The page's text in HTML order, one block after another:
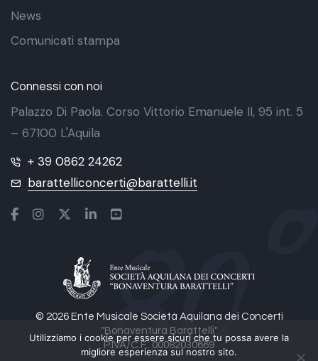
© 2026 Ente Musicale Società Aquilana dei Concerti
"Bonaventura Barattelli"
P.IVA/C.F.: 00082030669
News
Comunicati stampa
Connessi con noi
Palazzo Di Paola. Corso Vittorio Emanuele II, 95 int. 5
– 67100 L'Aquila
+ 39 0862 24262
barattelliconcerti@barattelli.it
Utilizziamo i cookie per essere sicuri che tu possa avere la
migliore esperienza sul nostro sito.